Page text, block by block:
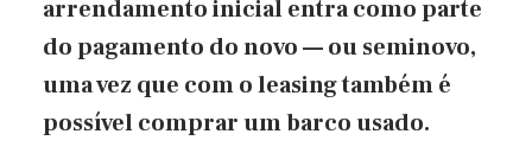
arrendamento inicial entra como parte
do pagamento do novo — ou seminovo,
uma vez que com o leasing também é
possível comprar um barco usado.